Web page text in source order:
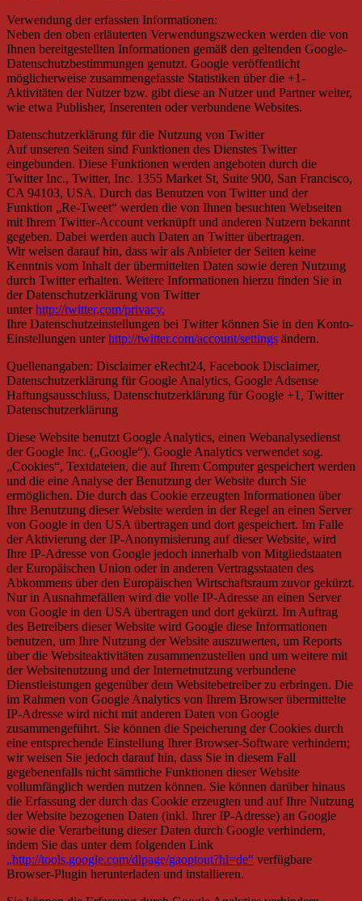
Verwendung der erfassten Informationen:
Neben den oben erläuterten Verwendungszwecken werden die von
Ihnen bereitgestellten Informationen gemäß den geltenden Google-
Datenschutzbestimmungen genutzt. Google veröffentlicht
möglicherweise zusammengefasste Statistiken über die +1-
Aktivitäten der Nutzer bzw. gibt diese an Nutzer und Partner weiter,
wie etwa Publisher, Inserenten oder verbundene Websites.
Datenschutzerklärung für die Nutzung von Twitter
Auf unseren Seiten sind Funktionen des Dienstes Twitter
eingebunden. Diese Funktionen werden angeboten durch die
Twitter Inc., Twitter, Inc. 1355 Market St, Suite 900, San Francisco,
CA 94103, USA. Durch das Benutzen von Twitter und der
Funktion „Re-Tweet“ werden die von Ihnen besuchten Webseiten
mit Ihrem Twitter-Account verknüpft und anderen Nutzern bekannt
gegeben. Dabei werden auch Daten an Twitter übertragen.
Wir weisen darauf hin, dass wir als Anbieter der Seiten keine
Kenntnis vom Inhalt der übermittelten Daten sowie deren Nutzung
durch Twitter erhalten. Weitere Informationen hierzu finden Sie in
der Datenschutzerklärung von Twitter
unterhttp://twitter.com/privacy.
Ihre Datenschutzeinstellungen bei Twitter können Sie in den Konto-
Einstellungen unterhttp://twitter.com/account/settings ändern.
Quellenangaben: Disclaimer eRecht24, Facebook Disclaimer,
Datenschutzerklärung für Google Analytics, Google Adsense
Haftungsausschluss, Datenschutzerklärung für Google +1, Twitter
Datenschutzerklärung
Diese Website benutzt Google Analytics, einen Webanalysedienst
der Google Inc. („Google“). Google Analytics verwendet sog.
„Cookies“, Textdateien, die auf Ihrem Computer gespeichert werden
und die eine Analyse der Benutzung der Website durch Sie
ermöglichen. Die durch das Cookie erzeugten Informationen über
Ihre Benutzung dieser Website werden in der Regel an einen Server
von Google in den USA übertragen und dort gespeichert. Im Falle
der Aktivierung der IP-Anonymisierung auf dieser Website, wird
Ihre IP-Adresse von Google jedoch innerhalb von Mitgliedstaaten
der Europäischen Union oder in anderen Vertragsstaaten des
Abkommens über den Europäischen Wirtschaftsraum zuvor gekürzt.
Nur in Ausnahmefällen wird die volle IP-Adresse an einen Server
von Google in den USA übertragen und dort gekürzt. Im Auftrag
des Betreibers dieser Website wird Google diese Informationen
benutzen, um Ihre Nutzung der Website auszuwerten, um Reports
über die Websiteaktivitäten zusammenzustellen und um weitere mit
der Websitenutzung und der Internetnutzung verbundene
Dienstleistungen gegenüber dem Websitebetreiber zu erbringen. Die
im Rahmen von Google Analytics von Ihrem Browser übermittelte
IP-Adresse wird nicht mit anderen Daten von Google
zusammengeführt. Sie können die Speicherung der Cookies durch
eine entsprechende Einstellung Ihrer Browser-Software verhindern;
wir weisen Sie jedoch darauf hin, dass Sie in diesem Fall
gegebenenfalls nicht sämtliche Funktionen dieser Website
vollumfänglich werden nutzen können. Sie können darüber hinaus
die Erfassung der durch das Cookie erzeugten und auf Ihre Nutzung
der Website bezogenen Daten (inkl. Ihrer IP-Adresse) an Google
sowie die Verarbeitung dieser Daten durch Google verhindern,
indem Sie das unter dem folgenden Link
„http://tools.google.com/dlpage/gaoptout?hl=de“ verfügbare
Browser-Plugin herunterladen und installieren.